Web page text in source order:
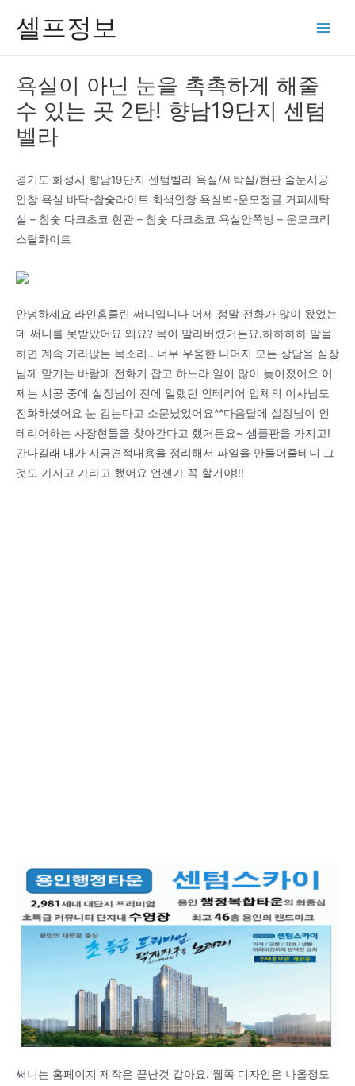
셀프정보
욕실이 아닌 눈을 촉촉하게 해줄
수 있는 곳 2탄! 향남19단지 센텀
벨라
경기도 화성시 향남19단지 센텀벨라 욕실/세탁실/현관 줄눈시공
안창 욕실 바닥-참숯라이트 회색안창 욕실벽-운모정글 커피세탁
실 – 참숯 다크초코 현관 – 참숯 다크초코 욕실안쪽방 – 운모크리
스탈화이트
안녕하세요 라인홈클린 써니입니다 어제 정말 전화가 많이 왔었는
데 써니를 못받았어요 왜요? 목이 말라버렸거든요.하하하하 말을
하면 계속 가라앉는 목소리.. 너무 우울한 나머지 모든 상담을 실장
님께 맡기는 바람에 전화기 잡고 하느라 일이 많이 늦어졌어요 어
제는 시공 중에 실장님이 전에 일했던 인테리어 업체의 이사님도
전화하셨어요 눈 감는다고 소문났었어요^^다음달에 실장님이 인
테리어하는 사장현들을 찾아간다고 했거든요~ 샘플판을 가지고!
간다길래 내가 시공견적내용을 정리해서 파일을 만들어줄테니 그
것도 가지고 가라고 했어요 언젠가 꼭 할거야!!!
써니는 홈페이지 제작은 끝난것 같아요. 웹쪽 디자인은 나올정도